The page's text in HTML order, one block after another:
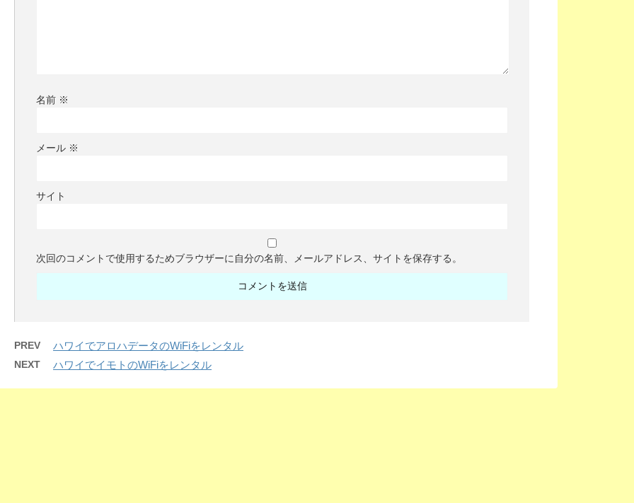
名前 ※
メール ※
サイト
次回のコメントで使用するためブラウザーに自分の名前、メールアドレス、サイトを保存する。
PREV ハワイでアロハデータのWiFiをレンタル
NEXT ハワイでイモトのWiFiをレンタル